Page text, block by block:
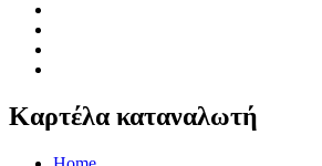
Καρτέλα καταναλωτή